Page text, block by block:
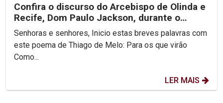
Confira o discurso do Arcebispo de Olinda e
Recife, Dom Paulo Jackson, durante o
encerramento da...
Senhoras e senhores, Inicio estas breves palavras com
este poema de Thiago de Melo: Para os que virão
Como...
LER MAIS